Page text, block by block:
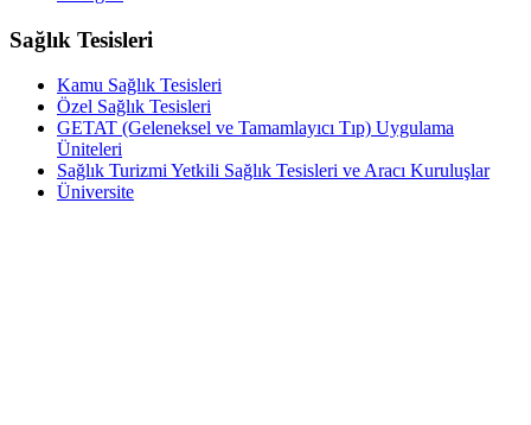
Sağlık Tesisleri
Kamu Sağlık Tesisleri
Özel Sağlık Tesisleri
GETAT (Geleneksel ve Tamamlayıcı Tıp) Uygulama
Üniteleri
Sağlık Turizmi Yetkili Sağlık Tesisleri ve Aracı Kuruluşlar
Üniversite